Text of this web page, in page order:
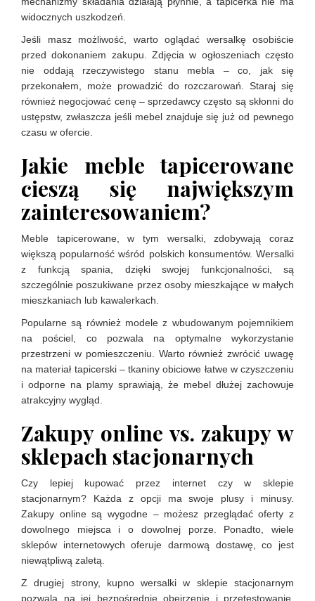
widocznych uszkodzeń.
Jeśli masz możliwość, warto oglądać wersalkę osobiście
przed dokonaniem zakupu. Zdjęcia w ogłoszeniach często
nie oddają rzeczywistego stanu mebla – co, jak się
przekonałem, może prowadzić do rozczarowań. Staraj się
również negocjować cenę – sprzedawcy często są skłonni do
ustępstw, zwłaszcza jeśli mebel znajduje się już od pewnego
czasu w ofercie.
Jakie meble tapicerowane
cieszą się największym
zainteresowaniem?
Meble tapicerowane, w tym wersalki, zdobywają coraz
większą popularność wśród polskich konsumentów. Wersalki
z funkcją spania, dzięki swojej funkcjonalności, są
szczególnie poszukiwane przez osoby mieszkające w małych
mieszkaniach lub kawalerkach.
Popularne są również modele z wbudowanym pojemnikiem
na pościel, co pozwala na optymalne wykorzystanie
przestrzeni w pomieszczeniu. Warto również zwrócić uwagę
na materiał tapicerski – tkaniny obiciowe łatwe w czyszczeniu
i odporne na plamy sprawiają, że mebel dłużej zachowuje
atrakcyjny wygląd.
Zakupy online vs. zakupy w
sklepach stacjonarnych
Czy lepiej kupować przez internet czy w sklepie
stacjonarnym? Każda z opcji ma swoje plusy i minusy.
Zakupy online są wygodne – możesz przeglądać oferty z
dowolnego miejsca i o dowolnej porze. Ponadto, wiele
sklepów internetowych oferuje darmową dostawę, co jest
niewątpliwą zaletą.
Z drugiej strony, kupno wersalki w sklepie stacjonarnym
pozwala na jej bezpośrednie obejrzenie i przetestowanie.